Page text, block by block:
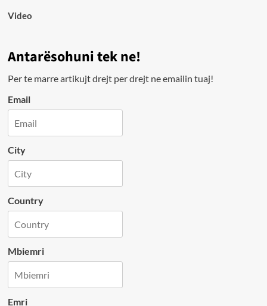
Video
Antarësohuni tek ne!
Per te marre artikujt drejt per drejt ne emailin tuaj!
Email
City
Country
Mbiemri
Emri